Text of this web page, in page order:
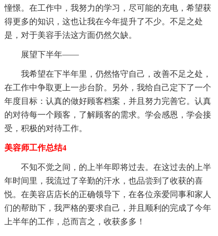
憧憬。在工作中，我努力的学习，尽可能的充电，希望获
得更多的知识，这也让我在今年提升了不少。不足之处
是，对于美容手法这方面仍然欠缺。
展望下半年——
我希望在下半年里，仍然恪守自己，改善不足之处，
在工作中争取更上一步台阶。另外，我给自己定下了一个
年度目标：认真的做好顾客档案，并且努力完善它。认真
的对待每一个顾客，了解顾客的需求。学会感恩，学会接
受，积极的对待工作。
美容师工作总结4
不知不觉之间，的上半年即将过去。在这过去的上半
年时间里，我流过了辛勤的汗水，也品尝到了收获的喜
悦。在美容店店长的正确领导下，在各位亲爱同事和家人
们的帮助下，我严格的要求自己，并且顺利的完成了今年
上半年的工作，总而言之，收获多多！